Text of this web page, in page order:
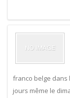
franco belge dans
jours même le